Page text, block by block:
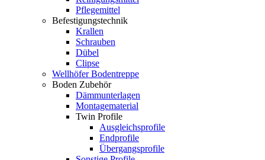
Pflegemittel
Befestigungstechnik
Krallen
Schrauben
Dübel
Clipse
Wellhöfer Bodentreppe
Boden Zubehör
Dämmunterlagen
Montagematerial
Twin Profile
Ausgleichsprofile
Endprofile
Übergangsprofile